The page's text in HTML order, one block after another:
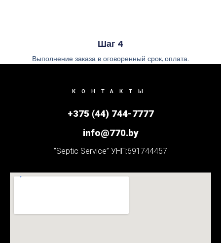
Шаг 4
Выполнение заказа в оговоренный срок, оплата.
КОНТАКТЫ
+375 (44) 744-7777
info@770.by
“Septic Service” УНП:691744457